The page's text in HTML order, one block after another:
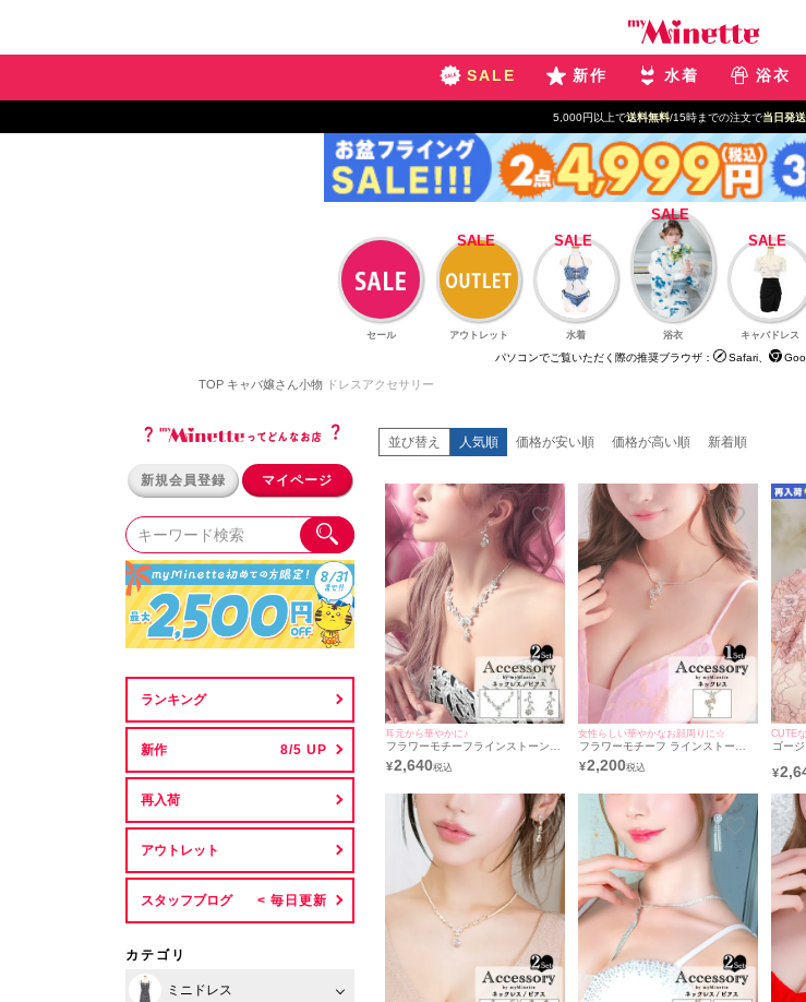
SALE 新作 水着 浴衣
新規登録で最大2500円
セール アウトレット 水着 浴衣 キャバドレス
パソコンでご覧いただく際の推奨ブラウザ： Safari、
TOP キャバ嬢さん小物 ドレスアクセサリー
新規会員登録 マイページ
ランキング
新作
再入荷
アウトレット
スタッフブログ
カテゴリ
ミニドレス
並び替え 人気順 価格が安い順 価格が高い順 新着順
耳元から華やかに♪
フラワーモチーフラインストーンバ
ースデーアクセサリー2点セット [バ
ースデーネックレス＋バースデーピ
¥2,640
女性らしい華やかなお顔周りに☆
フラワーモチーフ ラインストーン
アクセサリー ネックレス
¥2,200
CUTE
ゴー
クレス
¥